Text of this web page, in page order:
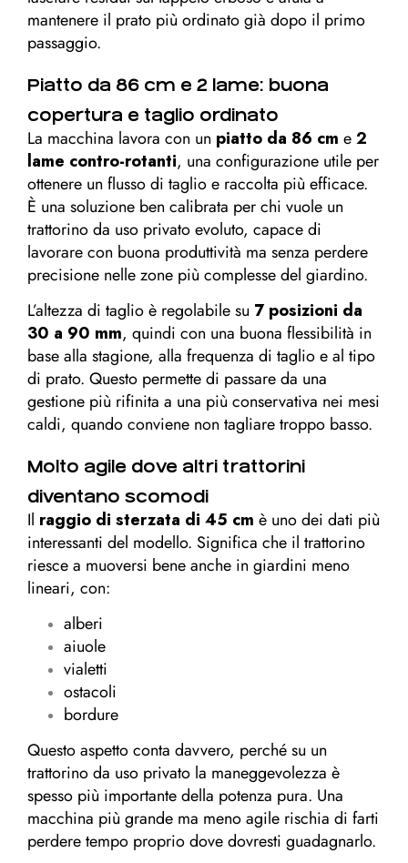
mantenere il prato più ordinato già dopo il primo
passaggio.
Piatto da 86 cm e 2 lame: buona
copertura e taglio ordinato
La macchina lavora con un piatto da 86 cm e2
lame contro-rotanti, una configurazione utile per
ottenere un flusso di taglio e raccolta più efficace.
È una soluzione ben calibrata per chi vuole un
trattorino da uso privato evoluto, capace di
lavorare con buona produttività ma senza perdere
precisione nelle zone più complesse del giardino.
L’altezza di taglio è regolabile su 7 posizioni da
30 a 90 mm, quindi con una buona flessibilità in
base alla stagione, alla frequenza di taglio e al tipo
di prato. Questo permette di passare da una
gestione più rifinita a una più conservativa nei mesi
caldi, quando conviene non tagliare troppo basso.
Molto agile dove altri trattorini
diventano scomodi
Il raggio di sterzata di 45 cm è uno dei dati più
interessanti del modello. Significa che il trattorino
riesce a muoversi bene anche in giardini meno
lineari, con:
alberi
aiuole
vialetti
ostacoli
bordure
Questo aspetto conta davvero, perché su un
trattorino da uso privato la maneggevolezza è
spesso più importante della potenza pura. Una
macchina più grande ma meno agile rischia di farti
perdere tempo proprio dove dovresti guadagnarlo.